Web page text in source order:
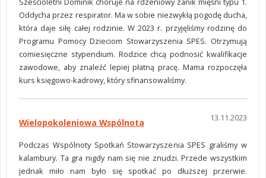
Oddycha przez respirator. Ma w sobie niezwykłą pogodę ducha,
która daje siłę całej rodzinie. W 2023 r. przyjęliśmy rodzinę do
Programu Pomocy Dzieciom Stowarzyszenia SPES. Otrzymują
comiesięczne stypendium. Rodzice chcą podnosić kwalifikacje
zawodowe, aby znaleźć lepiej płatną pracę. Mama rozpoczęła
kurs księgowo-kadrowy, który sfinansowaliśmy.
13.11.2023
Wielopokoleniowa Wspólnota
Podczas Wspólnoty Spotkań Stowarzyszenia SPES graliśmy w
kalambury. Ta gra nigdy nam się nie znudzi. Przede wszystkim
jednak miło nam było się spotkać po dłuższej przerwie.